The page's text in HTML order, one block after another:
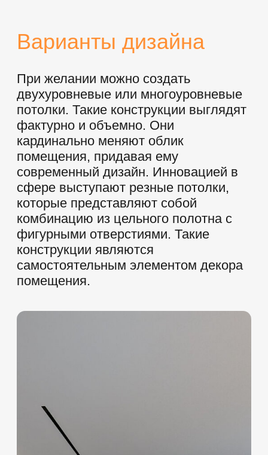
точную смету вы сможете подписать
после заключения договора на
бесплатном обмере.
Любой дизайн может быть дополнен
своим натяжным потолком
классический – одно уровневым,
современный – многоуровневым или
нестандартным. Независимо от того,
какой дом и из каких материалов он
выполнен вы можете подобрать для
себя тот самый вариант который
дополнит и украсят ваше помещение.
Решения для других
помещений
НАТЯЖНЫЕ ПОТОЛКИ НА КУХНЮ